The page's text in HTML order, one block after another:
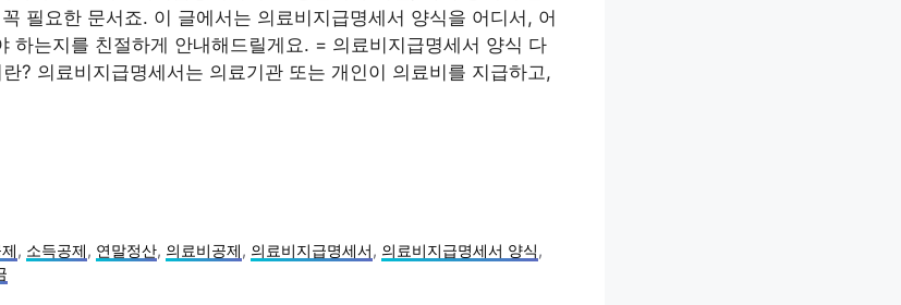
필요한 문서죠. 이 글에서는 의료비지급명세서 양식을 어디서, 어
하는지를 친절하게 안내해드릴게요. = 의료비지급명세서 양식 다
? 의료비지급명세서는 의료기관 또는 개인이 의료비를 지급하고,
, 소득공제, 연말정산, 의료비공제, 의료비지급명세서, 의료비지급명세서 양식,